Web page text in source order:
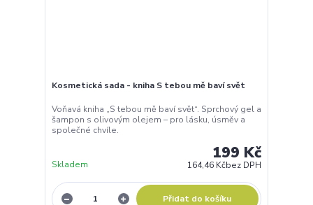
Kosmetická sada - kniha S tebou mě baví svět
Voňavá kniha „S tebou mě baví svět“. Sprchový gel a
šampon s olivovým olejem – pro lásku, úsměv a
společné chvíle.
199 Kč
164,46 Kčbez DPH
Skladem
Přidat do košíku